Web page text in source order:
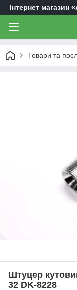
Інтернет магазин
Товари та
Штуцер
32 DK-8228